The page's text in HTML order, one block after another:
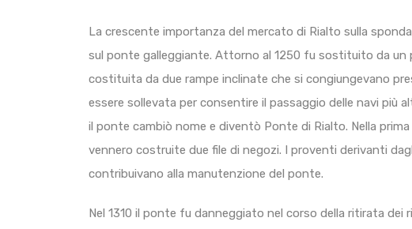
La crescente importanza del mercato di Rialto sulla
sul ponte galleggiante. Attorno al 1250 fu sostituito da
costituita da due rampe inclinate che si congiungevano
essere sollevata per consentire il passaggio delle navi più
il ponte cambiò nome e diventò Ponte di Rialto. Nella
vennero costruite due file di negozi. I proventi derivanti
contribuivano alla manutenzione del ponte.
Nel 1310 il ponte fu danneggiato nel corso della ritirata